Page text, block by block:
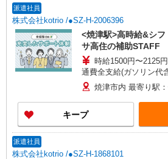
派遣社員
株式会社kotrio /●SZ-H-2006396
<焼津駅>高時給&シ
サ高住の補助STAFF
時給1500円〜2125
通費全支給(ガソリン代
焼津市内 最寄り駅
キープ
派遣社員
株式会社kotrio /●SZ-H-1868101